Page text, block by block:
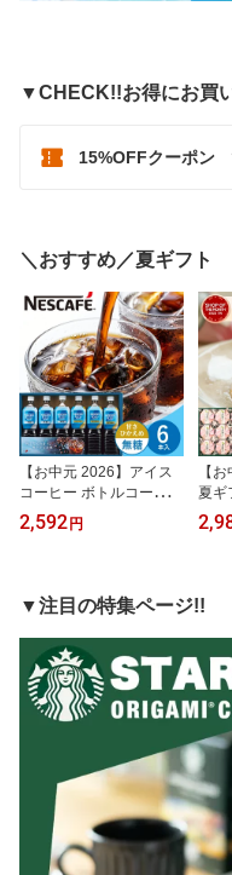
▼CHECK!!お得にお買
15%OFFクーポン
＼おすすめ／夏ギフト
【お中元 2026】アイス
コーヒー ボトルコーヒー
ギフト ネスカフェ ネス
レ 無糖 加糖 微糖 アイス
し 上司 暑中見舞い 残暑
見舞い 御見舞 御中元 内
祝い ご挨拶 粗品 贈り物
贈答品 お供え
2,592 円
【
夏ギ
リー
岡山
やす
の感
し
h-30
▼注目の特集ページ!!